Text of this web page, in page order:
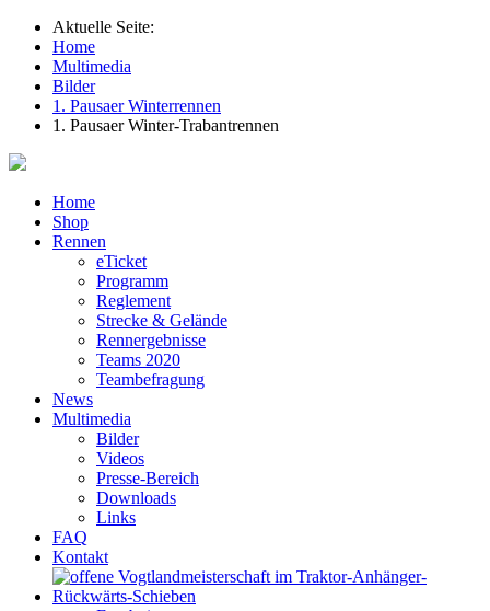
Aktuelle Seite:
Home
Multimedia
Bilder
1. Pausaer Winterrennen
1. Pausaer Winter-Trabantrennen
Home
Shop
Rennen
eTicket
Programm
Reglement
Strecke & Gelände
Rennergebnisse
Teams 2020
Teambefragung
News
Multimedia
Bilder
Videos
Presse-Bereich
Downloads
Links
FAQ
Kontakt